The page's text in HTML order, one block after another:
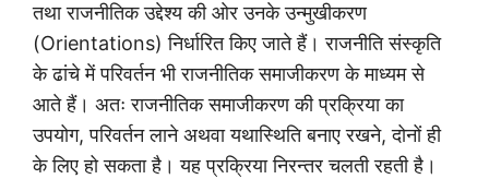
तथा राजनीतिक उद्देश्य की ओर उनके उन्मुखीकरण
(Orientations) निर्धारित किए जाते हैं। राजनीति संस्कृति
के ढांचे में परिवर्तन भी राजनीतिक समाजीकरण के माध्यम से
आते हैं। अतः राजनीतिक समाजीकरण की प्रक्रिया का
उपयोग, परिवर्तन लाने अथवा यथास्थिति बनाए रखने, दोनों ही
के लिए हो सकता है। यह प्रक्रिया निरन्तर चलती रहती है।